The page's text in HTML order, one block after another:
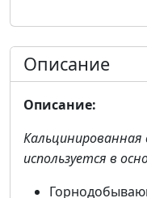
Описание
Описание:
используется в